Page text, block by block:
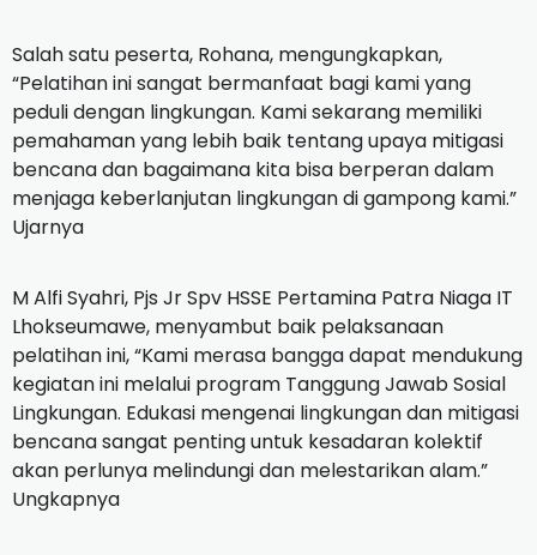
Salah satu peserta, Rohana, mengungkapkan,
“Pelatihan ini sangat bermanfaat bagi kami yang
peduli dengan lingkungan. Kami sekarang memiliki
pemahaman yang lebih baik tentang upaya mitigasi
bencana dan bagaimana kita bisa berperan dalam
menjaga keberlanjutan lingkungan di gampong kami.”
Ujarnya
M Alfi Syahri, Pjs Jr Spv HSSE Pertamina Patra Niaga IT
Lhokseumawe, menyambut baik pelaksanaan
pelatihan ini, “Kami merasa bangga dapat mendukung
kegiatan ini melalui program Tanggung Jawab Sosial
Lingkungan. Edukasi mengenai lingkungan dan mitigasi
bencana sangat penting untuk kesadaran kolektif
akan perlunya melindungi dan melestarikan alam.”
Ungkapnya